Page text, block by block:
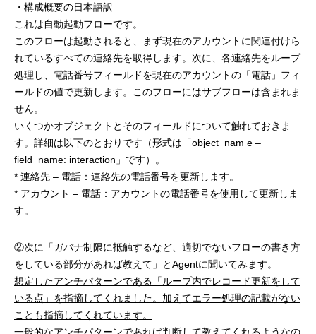
・構成概要の日本語訳
これは自動起動フローです。
このフローは起動されると、まず現在のアカウントに関連付けら
れているすべての連絡先を取得します。次に、各連絡先をループ
処理し、電話番号フィールドを現在のアカウントの「電話」フィ
ールドの値で更新します。このフローにはサブフローは含まれま
せん。
いくつかオブジェクトとそのフィールドについて触れておきま
す。詳細は以下のとおりです（形式は「object_nam e –
field_name: interaction」です）。
* 連絡先 – 電話：連絡先の電話番号を更新します。
* アカウント – 電話：アカウントの電話番号を使用して更新しま
す。
②次に「ガバナ制限に抵触するなど、適切でないフローの書き方
をしている部分があれば教えて」とAgentに聞いてみます。
想定したアンチパターンである「ループ内でレコード更新をして
いる点」を指摘してくれました。加えてエラー処理の記載がない
ことも指摘してくれています。